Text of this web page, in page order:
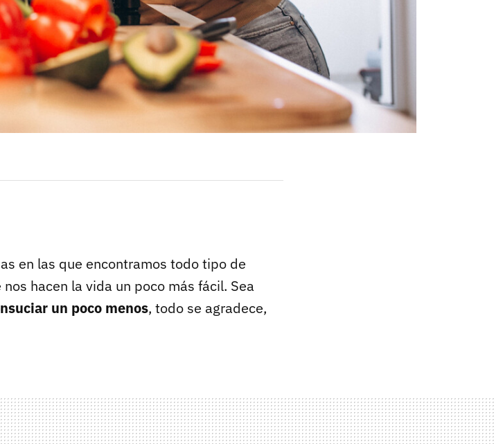
en las que encontramos todo tipo de
hacen la vida un poco más fácil. Sea
un poco menos, todo se agradece,